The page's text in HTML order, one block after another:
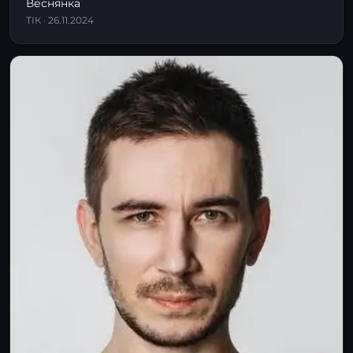
Веснянка
ТІК · 26.11.2024